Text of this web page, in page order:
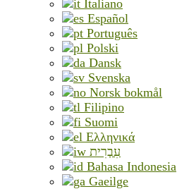
Italiano
Español
Português
Polski
Dansk
Svenska
Norsk bokmål
Filipino
Suomi
Ελληνικά
עִבְרִית
Bahasa Indonesia
Gaeilge